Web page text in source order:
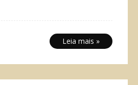
Leia mais »